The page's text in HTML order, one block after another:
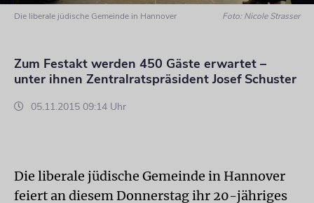
Die liberale jüdische Gemeinde in Hannover Foto: Nicole Strasser
Zum Festakt werden 450 Gäste erwartet –
unter ihnen Zentralratspräsident Josef Schuster
05.11.2015 09:14 Uhr
Die liberale jüdische Gemeinde in Hannover
feiert an diesem Donnerstag ihr 20-jähriges